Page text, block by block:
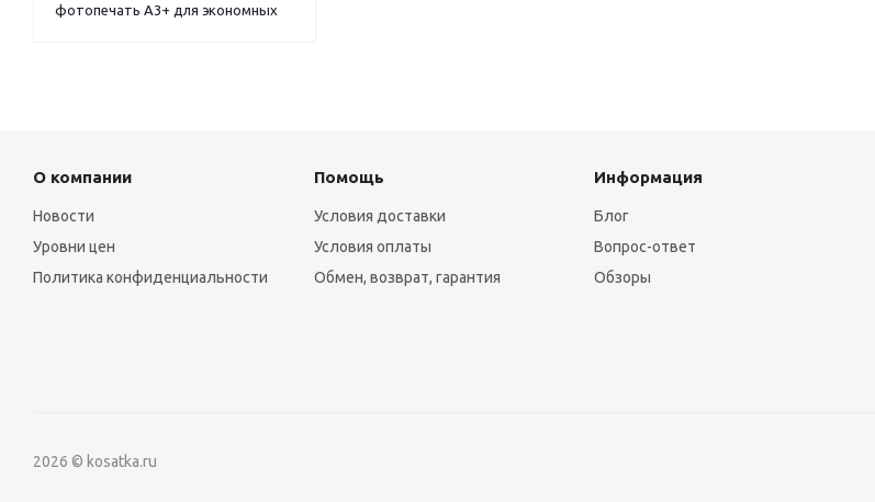
фотопечать А3+ для экономных
О компании
Новости
Уровни цен
Политика конфиденциальности
Помощь
Условия доставки
Условия оплаты
Обмен, возврат, гарантия
Информация
Блог
Вопрос-ответ
Обзоры
2026 © kosatka.ru